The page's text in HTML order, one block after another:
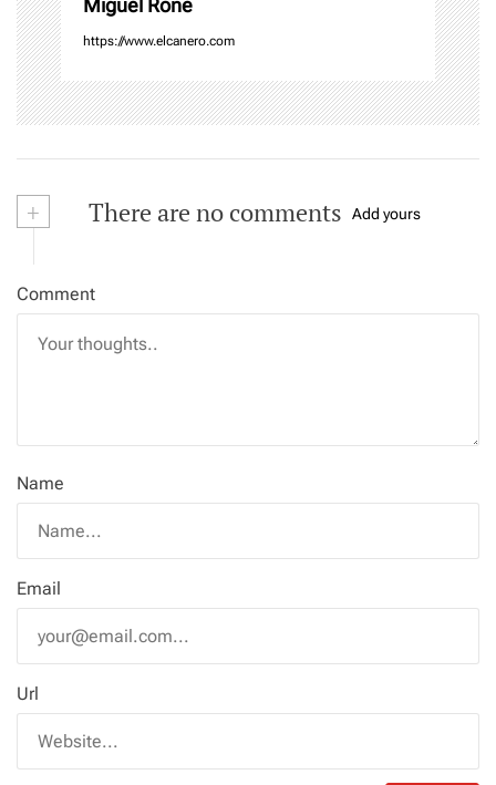
Miguel Rone
https://www.elcanero.com
+ There are no comments Add yours
Comment
Name
Email
Url